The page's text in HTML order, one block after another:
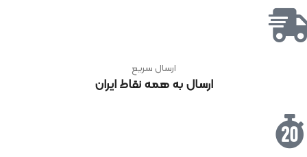
ارسال سریع
ارسال به همه نقاط ایران